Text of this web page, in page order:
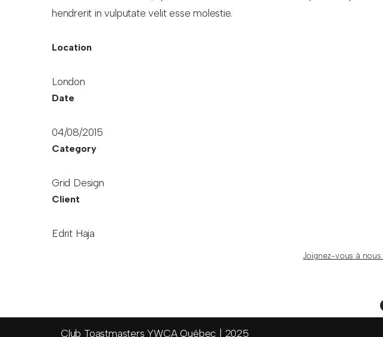
hendrerit in vulputate velit esse molestie.
Location
London
Date
04/08/2015
Category
Grid Design
Client
Edrit Haja
Joignez-vous à nous
Club Toastmasters YWCA Québec | 2025